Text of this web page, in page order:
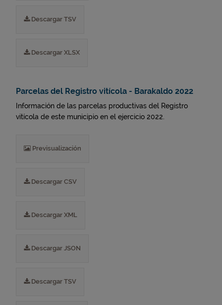
Descargar TSV
Descargar XLSX
Parcelas del Registro vitícola - Barakaldo 2022
Información de las parcelas productivas del Registro
vitícola de este municipio en el ejercicio 2022.
Previsualización
Descargar CSV
Descargar XML
Descargar JSON
Descargar TSV